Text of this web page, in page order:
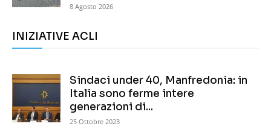
8 Agosto 2026
INIZIATIVE ACLI
Sindaci under 40, Manfredonia: in
Italia sono ferme intere
generazioni di...
25 Ottobre 2023